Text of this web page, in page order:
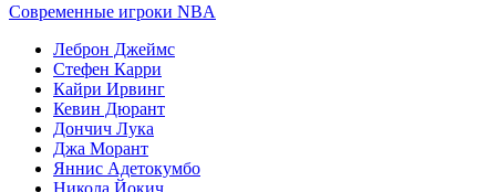
Современные игроки NBA
Леброн Джеймс
Стефен Карри
Кайри Ирвинг
Кевин Дюрант
Дончич Лука
Джа Морант
Яннис Адетокумбо
Никола Йокич